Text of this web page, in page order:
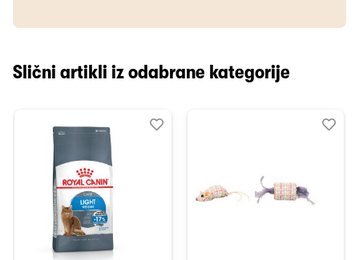
Slični artikli iz odabrane kategorije
Dodaj
Uporedi